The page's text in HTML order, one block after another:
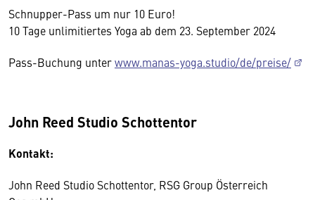
Schnupper-Pass um nur 10 Euro!
10 Tage unlimitiertes Yoga ab dem 23. September 2024
Pass-Buchung unterwww.manas-yoga.studio/de/preise/
John Reed Studio Schottentor
Kontakt:
John Reed Studio Schottentor, RSG Group Österreich